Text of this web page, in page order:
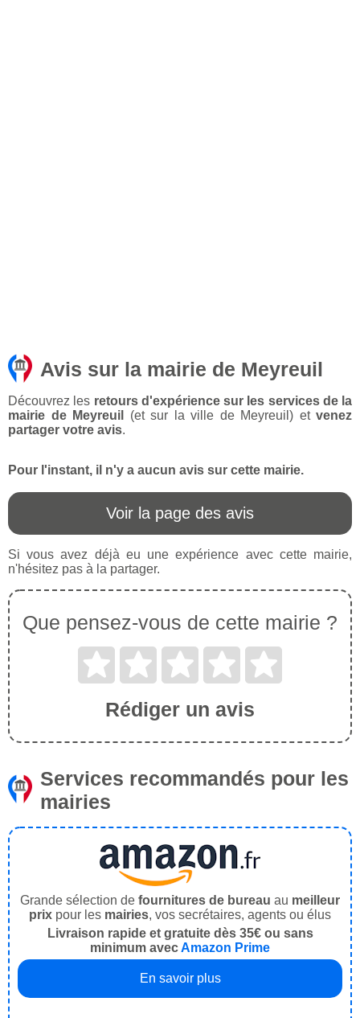
Avis sur la mairie de Meyreuil
Découvrez les retours d'expérience sur les services de la
mairie de Meyreuil
(et sur la ville de Meyreuil) et venez
partager votre avis.
Pour l'instant, il n'y a aucun avis sur cette mairie.
Voir la page des avis
Si vous avez déjà eu une expérience avec cette mairie,
n'hésitez pas à la partager.
Que pensez-vous de cette mairie ?
Rédiger un avis
Services recommandés pour les
mairies
Grande sélection de fournitures de bureau au meilleur
prix pour les mairies, vos secrétaires, agents ou élus
Livraison rapide et gratuite dès 35€ ou sans
minimum avecAmazon Prime
En savoir plus